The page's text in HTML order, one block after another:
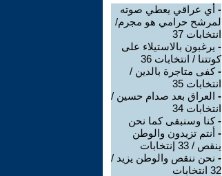
- أي عراقي يعطي صوته
لمرشح حرامي هو مجرم/
انتخابات 37
- يرغبون بالاستيلاء على
كوتتنا / انتخابات 36
-كفى متاجرة بالدين /
انتخابات 35
- العراق بعد صدام حسين /
انتخابات 34
-كنا وسنبقى كما نحن
- أنتم تزيدون والوطن
ينقص / 33 إنتخابات
- نحن ننقص والوطن يزيد /
32 انتخابات